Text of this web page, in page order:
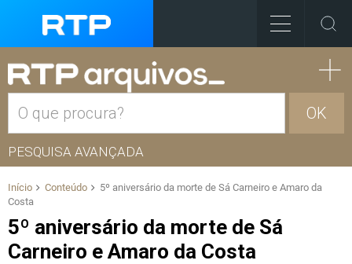
OK
PESQUISA AVANÇADA
Início Conteúdo
5º aniversário da morte de Sá Carneiro e Amaro da
Costa
5º aniversário da morte de Sá
Carneiro e Amaro da Costa